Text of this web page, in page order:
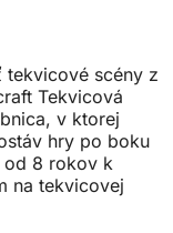
tekvicové scény z
Tekvicová
v ktorej
hry po boku
od 8 rokov k
na tekvicovej